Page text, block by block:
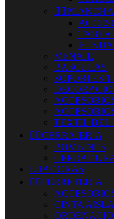
 
TABLA
MENAJE
BASCULAS
SOPORTES
TEXTIL DEL
 CERRAJERIA
BOMBINES
LIJADORAS
 FERRETERIA
CINTA